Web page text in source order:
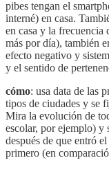
pibes tengan el
interné) en casa.
en casa y la frecuencia
más por día), también
efecto negativo y
y el sentido de
cómo: usa data de las
tipos de ciudades y se
Mira la evolución de
escolar, por ejemplo) y
después de que entró
primero (en